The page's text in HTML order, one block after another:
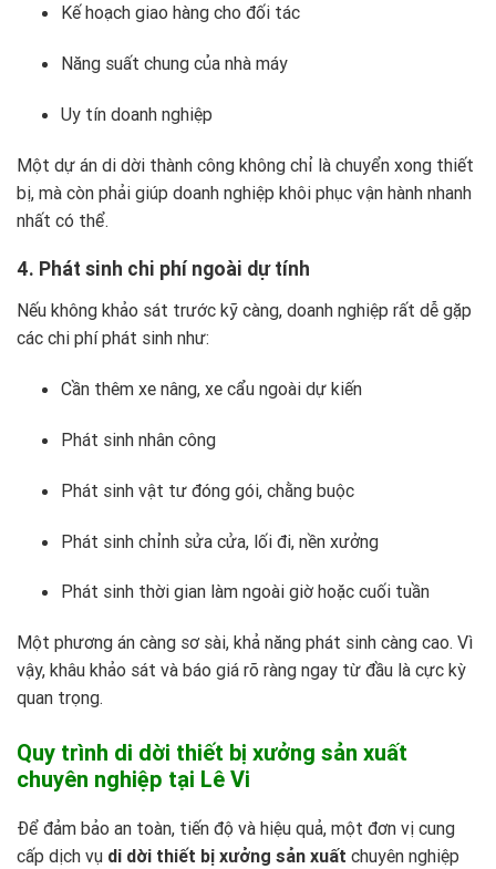
Kế hoạch giao hàng cho đối tác
Năng suất chung của nhà máy
Uy tín doanh nghiệp
Một dự án di dời thành công không chỉ là chuyển xong thiết
bị, mà còn phải giúp doanh nghiệp khôi phục vận hành nhanh
nhất có thể.
4. Phát sinh chi phí ngoài dự tính
Nếu không khảo sát trước kỹ càng, doanh nghiệp rất dễ gặp
các chi phí phát sinh như:
Cần thêm xe nâng, xe cẩu ngoài dự kiến
Phát sinh nhân công
Phát sinh vật tư đóng gói, chằng buộc
Phát sinh chỉnh sửa cửa, lối đi, nền xưởng
Phát sinh thời gian làm ngoài giờ hoặc cuối tuần
Một phương án càng sơ sài, khả năng phát sinh càng cao. Vì
vậy, khâu khảo sát và báo giá rõ ràng ngay từ đầu là cực kỳ
quan trọng.
Quy trình di dời thiết bị xưởng sản xuất
chuyên nghiệp tại Lê Vi
Để đảm bảo an toàn, tiến độ và hiệu quả, một đơn vị cung
cấp dịch vụ di dời thiết bị xưởng sản xuất chuyên nghiệp